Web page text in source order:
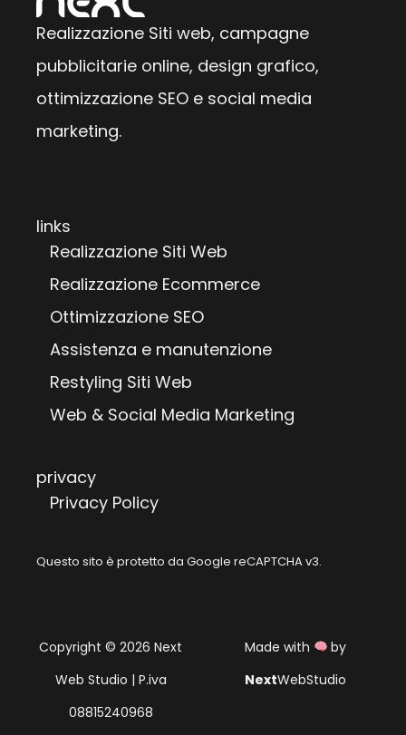
Realizzazione Siti web, campagne
pubblicitarie online, design grafico,
ottimizzazione SEO e social media
marketing.
links
Realizzazione Siti Web
Realizzazione Ecommerce
Ottimizzazione SEO
Assistenza e manutenzione
Restyling Siti Web
Web & Social Media Marketing
privacy
Privacy Policy
Questo sito è protetto da Google reCAPTCHA v3.
Copyright © 2026 Next
Web Studio | P.iva
08815240968
Made with
by
NextWebStudio